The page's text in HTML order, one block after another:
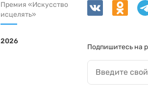
Премия «Искусство
исцелять»
2026
Подпишитесь на